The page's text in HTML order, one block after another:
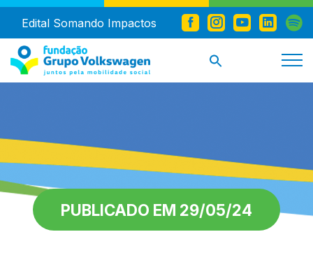
Edital Somando Impactos
PUBLICADO EM 29/05/24